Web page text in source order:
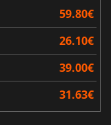
59.80€
26.10€
39.00€
31.63€